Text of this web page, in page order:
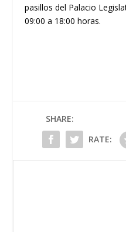
pasillos del Palacio
09:00 a 18:00 horas.
SHARE:
RATE: